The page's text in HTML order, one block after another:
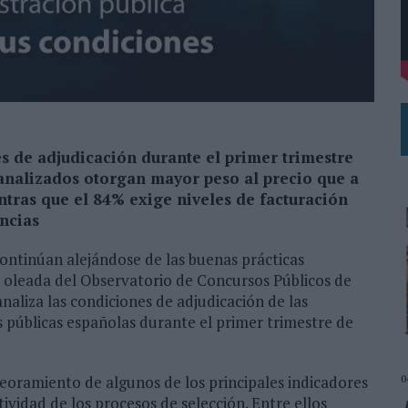
SPAIN PARA SAMSUNG ELECTRONICS IBERIA
de adjudicación durante el primer trimestre
otorgan mayor peso al precio que a
que el 84% exige niveles de facturación
alejándose de las buenas prácticas
del Observatorio de Concursos Públicos de
las condiciones de adjudicación de las
españolas durante el primer trimestre de
de algunos de los principales indicadores
de los procesos de selección. Entre ellos